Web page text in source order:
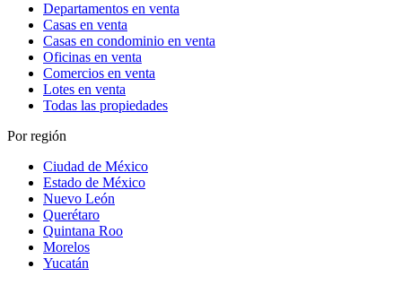
Departamentos en venta
Casas en venta
Casas en condominio en venta
Oficinas en venta
Comercios en venta
Lotes en venta
Todas las propiedades
Por región
Ciudad de México
Estado de México
Nuevo León
Querétaro
Quintana Roo
Morelos
Yucatán